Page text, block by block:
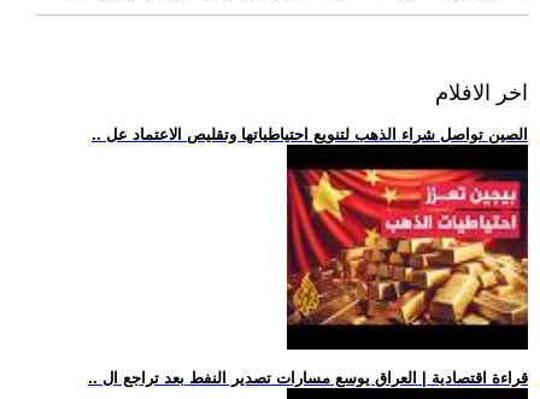
اخر الافلام
.. الصين تواصل شراء الذهب لتنويع احتياطياتها وتقليص الاعتماد عل
.. قراءة اقتصادية | العراق يوسع مسارات تصدير النفط بعد تراجع ال